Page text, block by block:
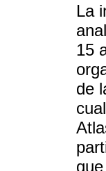
La
15
de